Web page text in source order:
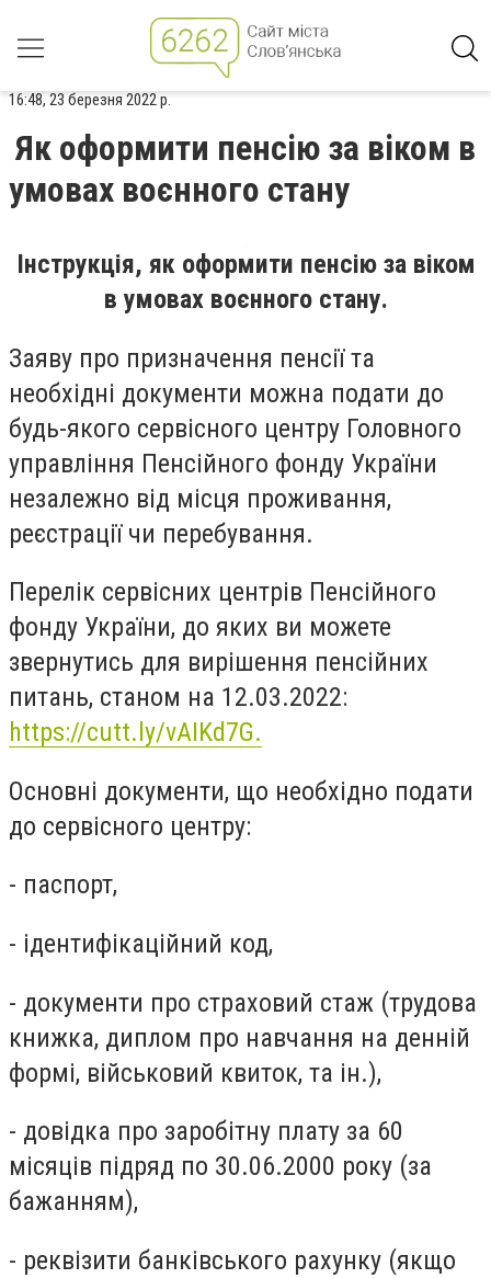
16:48, 23 березня 2022 р.
Як оформити пенсію за віком в
умовах воєнного стану
Інструкція, як оформити пенсію за віком
в умовах воєнного стану.
Заяву про призначення пенсії та
необхідні документи можна подати до
будь-якого сервісного центру Головного
управління Пенсійного фонду України
незалежно від місця проживання,
реєстрації чи перебування.
Перелік сервісних центрів Пенсійного
фонду України, до яких ви можете
звернутись для вирішення пенсійних
питань, станом на 12.03.2022:
https://cutt.ly/vAIKd7G.
Основні документи, що необхідно подати
до сервісного центру:
- паспорт,
- ідентифікаційний код,
- документи про страховий стаж (трудова
книжка, диплом про навчання на денній
формі, військовий квиток, та ін.),
- довідка про заробітну плату за 60
місяців підряд по 30.06.2000 року (за
бажанням),
- реквізити банківського рахунку (якщо